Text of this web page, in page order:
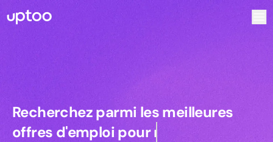
Recherchez parmi les meilleures
Recherchez parmi les meilleures
offres d'emploi pourcommerciaux